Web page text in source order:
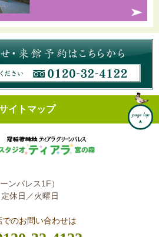
イトマップ
ンパレス1F）
定休日／火曜日
でのお問い合わせは